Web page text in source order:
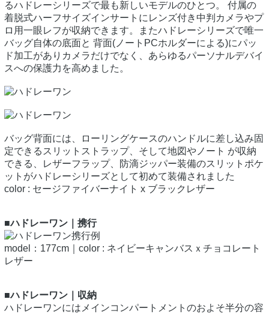
るハドレーシリーズで最も新しいモデルのひとつ。 付属の
着脱式ハーフサイズインサートにレンズ付き中判カメラやプ
ロ用一眼レフが収納できます。またハドレーシリーズで唯一
バッグ自体の底面と 背面(ノートPCホルダーによる)にパッ
ド加工がありカメラだけでなく、あらゆるパーソナルデバイ
スへの保護力を高めました。
バッグ背面には、ローリングケースのハンドルに差し込み固
定できるスリットストラップ、そして地図やノート が収納
できる、レザーフラップ、防滴ジッパー装備のスリットポケ
ットがハドレーシリーズとして初めて装備されました
color : セージファイバーナイト x ブラックレザー
■ハドレーワン｜携行
model：177cm｜color : ネイビーキャンバスｘチョコレート
レザー
■ハドレーワン｜収納
ハドレーワンにはメインコンパートメントのおよそ半分の容